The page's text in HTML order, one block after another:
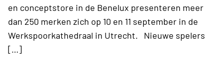
en conceptstore in de Benelux presenteren meer
dan 250 merken zich op 10 en 11 september in de
Werkspoorkathedraal in Utrecht. Nieuwe spelers
[…]